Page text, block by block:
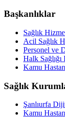
Başkanlıklar
Sağlık
Acil Sağlık
Personel ve
Halk Sağlığı
Kamu
Sağlık
Şanlıurfa
Kamu